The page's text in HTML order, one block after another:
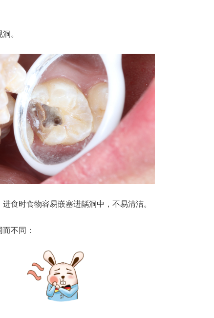
。
食时食物容易嵌塞进龋洞中，不易清洁。
不同：